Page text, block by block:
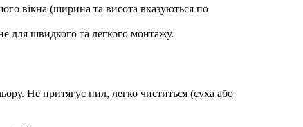
вікна (ширина та висота вказуються по
для швидкого та легкого монтажу.
Не притягує пил, легко чиститься (суха або